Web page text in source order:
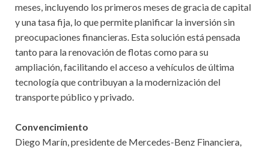
meses, incluyendo los primeros meses de gracia de capital
y una tasa fija, lo que permite planificar la inversión sin
preocupaciones financieras. Esta solución está pensada
tanto para la renovación de flotas como para su
ampliación, facilitando el acceso a vehículos de última
tecnología que contribuyan a la modernización del
transporte público y privado.
Convencimiento
Diego Marín, presidente de Mercedes-Benz Financiera,